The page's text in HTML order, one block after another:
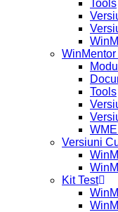
Tools
Tools
Versiuni
Kit Test